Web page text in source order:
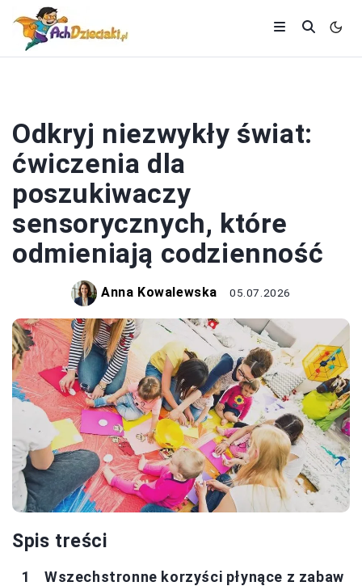
Odkryj niezwykły świat:
ćwiczenia dla
poszukiwaczy
sensorycznych, które
odmieniają codzienność
Anna Kowalewska 05.07.2026
Spis treści
Wszechstronne korzyści płynące z zabaw